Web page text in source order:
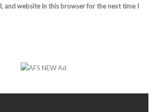
and website in this browser for the next time I